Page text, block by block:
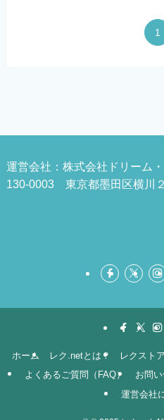
1
運営会社：株式会社ドリーム
130-0003 東京都墨田区横川
ホーム レク.netとは？ レクスト
よくあるご質問（FAQ）
お問
運営会社